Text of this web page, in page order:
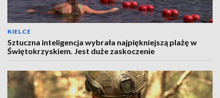
KIELCE
Sztuczna inteligencja wybrała najpiękniejszą plażę w
Świętokrzyskiem. Jest duże zaskoczenie